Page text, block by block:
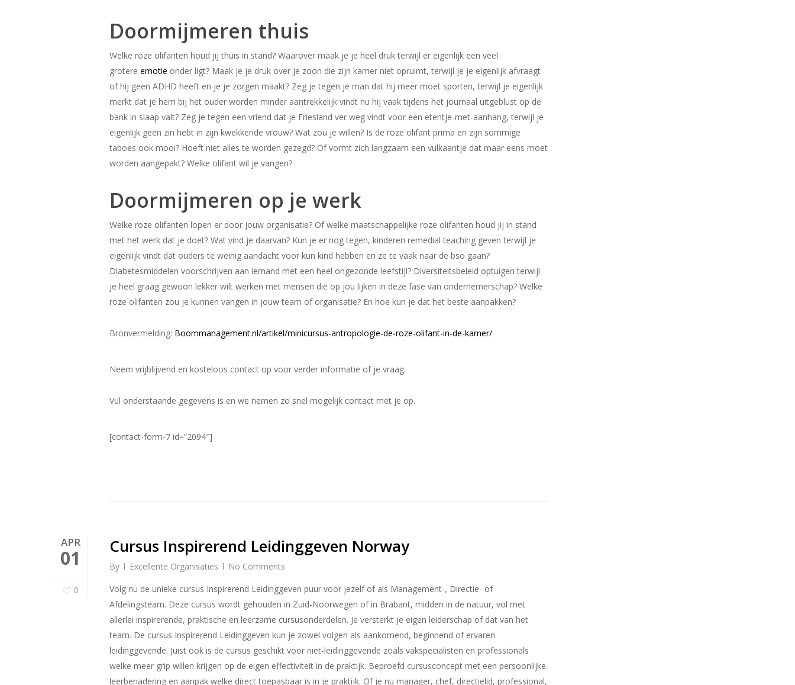
Doormijmeren thuis
Welke roze olifanten houd jij thuis in stand? Waarover maak je je heel druk terwijl er eigenlijk een veel
grotereemotie onder ligt? Maak je je druk over je zoon die zijn kamer niet opruimt, terwijl je je eigenlijk afvraagt
of hij geen ADHD heeft en je je zorgen maakt? Zeg je tegen je man dat hij meer moet sporten, terwijl je eigenlijk
merkt dat je hem bij het ouder worden minder aantrekkelijk vindt nu hij vaak tijdens het journaal uitgeblust op de
bank in slaap valt? Zeg je tegen een vriend dat je Friesland ver weg vindt voor een etentje-met-aanhang, terwijl je
eigenlijk geen zin hebt in zijn kwekkende vrouw? Wat zou je willen? Is de roze olifant prima en zijn sommige
taboes ook mooi? Hoeft niet alles te worden gezegd? Of vormt zich langzaam een vulkaantje dat maar eens moet
worden aangepakt? Welke olifant wil je vangen?
Doormijmeren op je werk
Welke roze olifanten lopen er door jouw organisatie? Of welke maatschappelijke roze olifanten houd jij in stand
met het werk dat je doet? Wat vind je daarvan? Kun je er nog tegen, kinderen remedial teaching geven terwijl je
eigenlijk vindt dat ouders te weinig aandacht voor kun kind hebben en ze te vaak naar de bso gaan?
Diabetesmiddelen voorschrijven aan iemand met een heel ongezonde leefstijl? Diversiteitsbeleid optuigen terwijl
je heel graag gewoon lekker wilt werken met mensen die op jou lijken in deze fase van ondernemerschap? Welke
roze olifanten zou je kunnen vangen in jouw team of organisatie? En hoe kun je dat het beste aanpakken?
Bronvermelding: Boommanagement.nl/artikel/minicursus-antropologie-de-roze-olifant-in-de-kamer/
Neem vrijblijvend en kosteloos contact op voor verder informatie of je vraag.
Vul onderstaande gegevens is en we nemen zo snel mogelijk contact met je op.
[contact-form-7 id=”2094″]
APR
01
0
Cursus Inspirerend Leidinggeven Norway
By Excellente Organisaties
No Comments
Volg nu de unieke cursus Inspirerend Leidinggeven puur voor jezelf of als Management-, Directie- of
Afdelingsteam. Deze cursus wordt gehouden in Zuid-Noorwegen of in Brabant, midden in de natuur, vol met
allerlei inspirerende, praktische en leerzame cursusonderdelen. Je versterkt je eigen leiderschap of dat van het
team. De cursus Inspirerend Leidinggeven kun je zowel volgen als aankomend, beginnend of ervaren
leidinggevende. Juist ook is de cursus geschikt voor niet-leidinggevende zoals vakspecialisten en professionals
welke meer grip willen krijgen op de eigen effectiviteit in de praktijk. Beproefd cursusconcept met een persoonlijke
leerbenadering en aanpak welke direct toepasbaar is in je praktijk. Of je nu manager, chef, directielid, professional,